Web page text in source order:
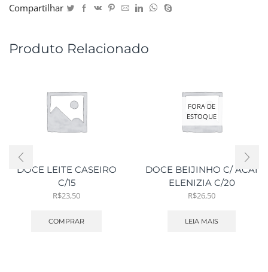
Compartilhar
Produto Relacionado
DOCE LEITE CASEIRO
C/15
R$23,50
COMPRAR
FORA DE
ESTOQUE
DOCE BEIJINHO C/ ACAI
ELENIZIA C/20
R$26,50
LEIA MAIS